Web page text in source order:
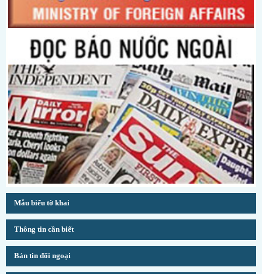
Mẫu biểu tờ khai
Thông tin cần biết
Bản tin đối ngoại